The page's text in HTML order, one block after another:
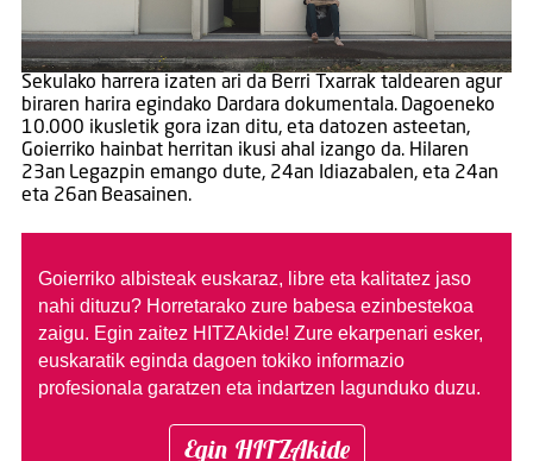
Sekulako harrera izaten ari da Berri Txarrak taldearen agur
biraren harira egindako Dardara dokumentala. Dagoeneko
10.000 ikusletik gora izan ditu, eta datozen asteetan,
Goierriko hainbat herritan ikusi ahal izango da. Hilaren
23an Legazpin emango dute, 24an Idiazabalen, eta 24an
eta 26an Beasainen.
Goierriko albisteak euskaraz, libre eta kalitatez jaso
nahi dituzu? Horretarako zure babesa ezinbestekoa
zaigu. Egin zaitez HITZAkide! Zure ekarpenari esker,
euskaratik eginda dagoen tokiko informazio
profesionala garatzen eta indartzen lagunduko duzu.
Egin HITZAkide